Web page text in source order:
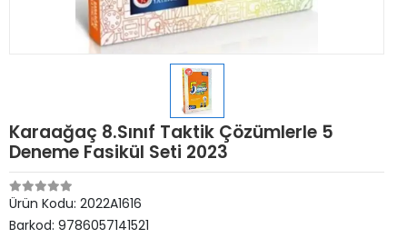
Karaağaç 8.Sınıf Taktik Çözümlerle 5
Deneme Fasikül Seti 2023
Ürün Kodu: 2022A1616
Barkod: 9786057141521